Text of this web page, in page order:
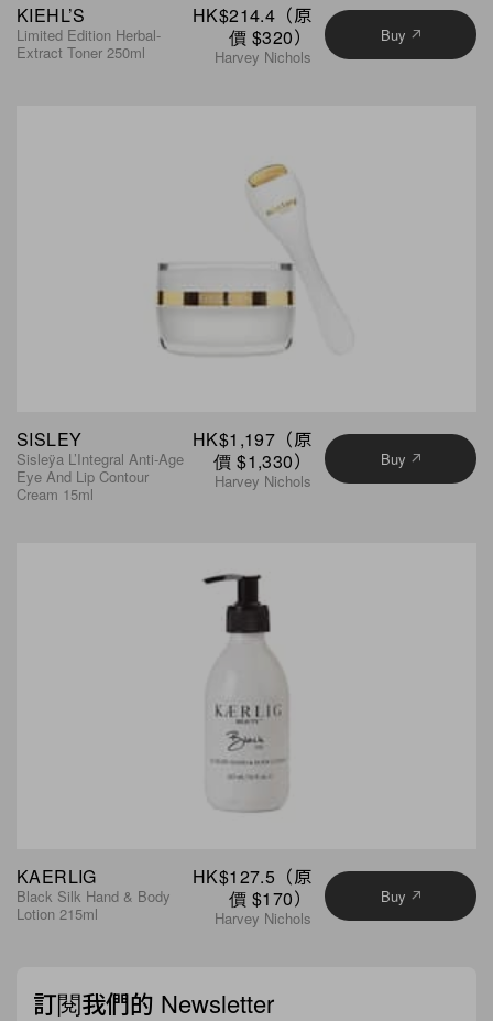
KIEHL’S
Limited Edition Herbal-
Extract Toner 250ml
HK$214.4（原
價 $320）
Harvey Nichols
Buy
SISLEY
Sisleÿa L’Integral Anti-Age
Eye And Lip Contour
Cream 15ml
HK$1,197（原
價 $1,330）
Harvey Nichols
Buy
KAERLIG
Black Silk Hand & Body
Lotion 215ml
HK$127.5（原
價 $170）
Harvey Nichols
Buy
訂閱我們的 Newsletter